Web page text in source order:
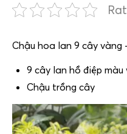
Chậu hoa lan 9 cây vàng
9 cây lan hồ điệp màu
Chậu trồng cây